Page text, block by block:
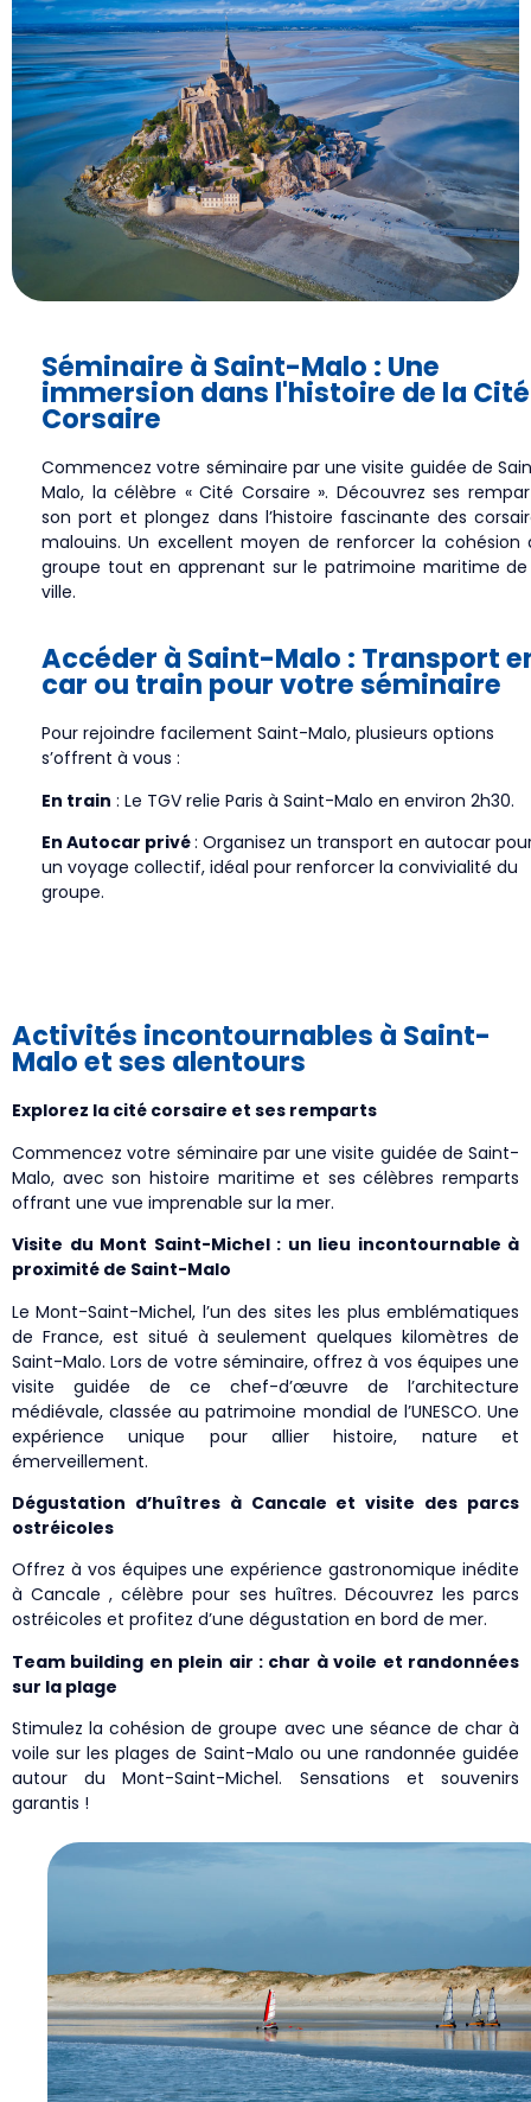
Séminaire à Saint-Malo : Une
immersion dans l'histoire de la Cité
Corsaire
Commencez votre séminaire par une visite guidée de
Malo, la célèbre « Cité Corsaire ». Découvrez ses
son port et plongez dans l’histoire fascinante des
malouins. Un excellent moyen de renforcer la cohésion
groupe tout en apprenant sur le patrimoine maritime
ville.
Accéder à Saint-Malo : Transport
car ou train pour votre séminaire
Pour rejoindre facilement Saint-Malo, plusieurs options
s’offrent à vous :
En train : Le TGV relie Paris à Saint-Malo en environ 2h30.
En Autocar privé: Organisez un transport en autocar
un voyage collectif, idéal pour renforcer la convivialité du
groupe.
Activités incontournables à Saint-
Malo et ses alentours
Explorez la cité corsaire et ses remparts
Commencez votre séminaire par une visite guidée de Saint-
Malo, avec son histoire maritime et ses célèbres remparts
offrant une vue imprenable sur la mer.
Visite du Mont Saint-Michel : un lieu incontournable à
proximité de Saint-Malo
Le Mont-Saint-Michel, l’un des sites les plus emblématiques
de France, est situé à seulement quelques kilomètres de
Saint-Malo. Lors de votre séminaire, offrez à vos équipes une
visite guidée de ce chef-d’œuvre de l’architecture
médiévale, classée au patrimoine mondial de l’UNESCO. Une
expérience unique pour allier histoire, nature et
émerveillement.
Dégustation d’huîtres à Cancale et visite des parcs
ostréicoles
Offrez à vos équipes une expérience gastronomique inédite
à Cancale , célèbre pour ses huîtres. Découvrez les parcs
ostréicoles et profitez d’une dégustation en bord de mer.
Team building en plein air : char à voile et randonnées
sur la plage
Stimulez la cohésion de groupe avec une séance de char à
voile sur les plages de Saint-Malo ou une randonnée guidée
autour du Mont-Saint-Michel. Sensations et souvenirs
garantis !